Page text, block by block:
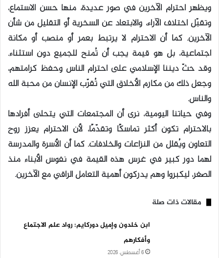
ويظهر احترام الآخرين في صور عديدة، منها حسن الاستماع،
وتقبّل اختلاف الآراء، والابتعاد عن السخرية أو التقليل من شأن
الآخرين. كما أن الاحترام لا يرتبط بعمر أو منصب أو مكانة
اجتماعية، بل هو قيمة يجب أن تُمنح للجميع دون استثناء.
وقد حثّ ديننا الإسلامي على احترام الناس وحفظ كرامتهم،
وجعل ذلك من مكارم الأخلاق التي تُقرّب الإنسان من محبة الله
والناس.
وفي حياتنا اليومية، نرى أن المجتمعات التي يتحلى أفرادها
بالاحترام تكون أكثر تماسكًا وتقدّمًا، لأن الاحترام يعزز روح
التعاون ويُقلل من النزاعات والخلافات. كما أن الأسرة والمدرسة
لهما دور كبير في غرس هذه القيمة في نفوس الأبناء منذ
الصغر، ليكبروا وهم يدركون أهمية التعامل الراقي مع الآخرين.
مقالات ذات صلة
ابن خلدون وإميل دوركايم: رواد علم الاجتماع
وأفكارهم
6 أغسطس، 2026